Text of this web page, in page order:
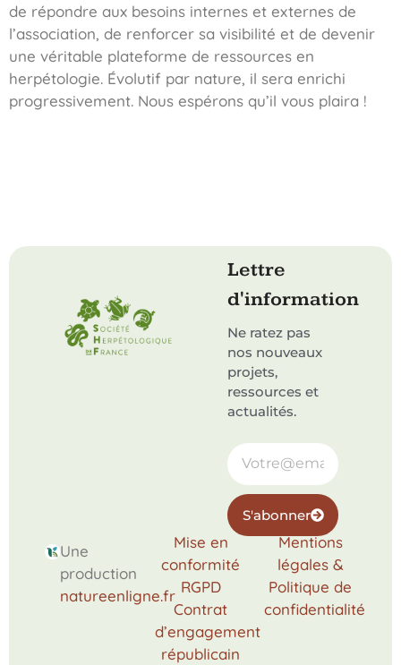
de répondre aux besoins internes et externes de
l’association, de renforcer sa visibilité et de devenir
une véritable plateforme de ressources en
herpétologie. Évolutif par nature, il sera enrichi
progressivement. Nous espérons qu’il vous plaira !
Lettre
d'information
Ne ratez pas
nos nouveaux
projets,
ressources et
actualités.
S'abonner
Une
production
natureenligne.fr
Mise en
conformité
RGPD
Contrat
d’engagement
républicain
Mentions
légales &
Politique de
confidentialité